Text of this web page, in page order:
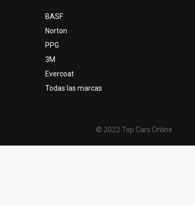
BASF
Norton
PPG
3M
Evercoat
Todas las marcas
© 2023 Top Cars Online